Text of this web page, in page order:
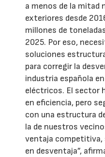
a menos de la mitad
exteriores desde
millones de
2025. Por eso,
soluciones
para corregir la
industria española
eléctricos. El sector
en eficiencia, pero
con una estructura
la de nuestros
ventaja competitiva,
en desventaja”,